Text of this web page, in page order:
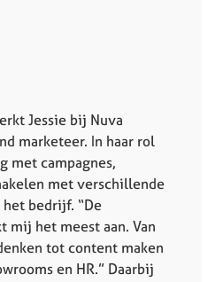
Jessie bij Nuva
marketeer. In haar rol
met campagnes,
met verschillende
bedrijf. “De
mij het meest aan. Van
tot content maken
en HR.” Daarbij